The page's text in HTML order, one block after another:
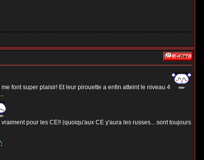
font super plaisir! Et leur pirouette a enfin atteint le niveau 4
pour les CE!! (quoiqu'aux CE y'aura les russes... sont toujours